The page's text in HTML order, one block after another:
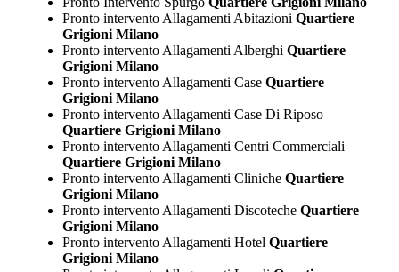
Pronto intervento Allagamenti Abitazioni Quartiere
Grigioni Milano
Pronto intervento Allagamenti Alberghi Quartiere
Grigioni Milano
Pronto intervento Allagamenti CaseQuartiere
Grigioni Milano
Pronto intervento Allagamenti Case Di Riposo
Quartiere Grigioni Milano
Pronto intervento Allagamenti Centri Commerciali
Quartiere Grigioni Milano
Pronto intervento Allagamenti ClinicheQuartiere
Grigioni Milano
Pronto intervento Allagamenti DiscotecheQuartiere
Grigioni Milano
Pronto intervento Allagamenti Hotel Quartiere
Grigioni Milano